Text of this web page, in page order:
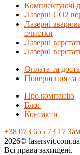
Комплектуючі
Лазерні СО2
Лазерні
очистки
Лазерні
Лазерні
Оплата та
Повернення та
Про компанію
Блог
Контакти
+38 073 655 73 17
2026© lasersvit.com.ua
Всі права захищені.